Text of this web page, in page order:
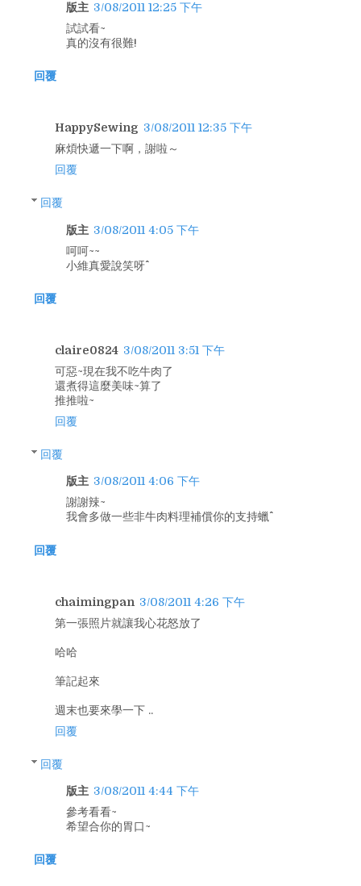
版主 3/08/2011 12:25 下午
試試看~
真的沒有很難!
回覆
HappySewing 3/08/2011 12:35 下午
麻煩快遞一下啊，謝啦～
回覆
回覆
版主 3/08/2011 4:05 下午
呵呵~~
小維真愛說笑呀^^
回覆
claire0824 3/08/2011 3:51 下午
可惡~現在我不吃牛肉了
還煮得這麼美味~算了
推推啦~
回覆
回覆
版主 3/08/2011 4:06 下午
謝謝辣~
我會多做一些非牛肉料理補償你的支持蠟^^
回覆
chaimingpan 3/08/2011 4:26 下午
第一張照片就讓我心花怒放了
哈哈
筆記起來
週末也要來學一下 ..
回覆
回覆
版主 3/08/2011 4:44 下午
參考看看~
希望合你的胃口~
回覆